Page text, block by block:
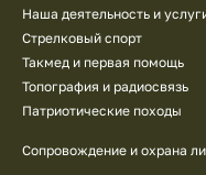
Наша деятельность и
Стрелковый спорт
Такмед и первая помощь
Топография и радиосвязь
Патриотические походы
Сопровождение и охрана